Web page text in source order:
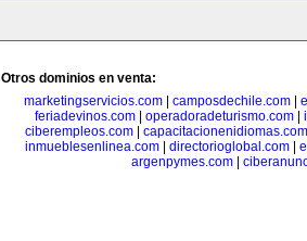
Otros dominios en venta:
marketingservicios.com| camposdechile.com|
feriadevinos.com| operadoradeturismo.com|
ciberempleos.com| capacitacionenidiomas.com
inmueblesenlinea.com| directorioglobal.com|
argenpymes.com